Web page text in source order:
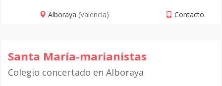
Alboraya (Valencia) Contacto
Santa María-marianistas
Colegio concertado en Alboraya